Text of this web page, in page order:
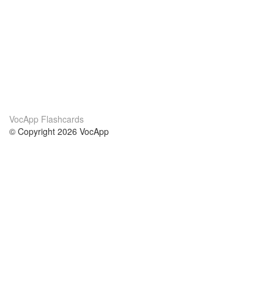
VocApp Flashcards
© Copyright 2026 VocApp